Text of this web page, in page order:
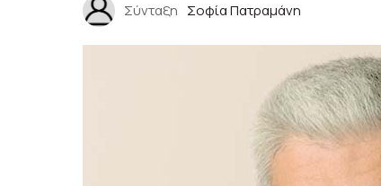
Σύνταξη Σοφία Πατραμάνη